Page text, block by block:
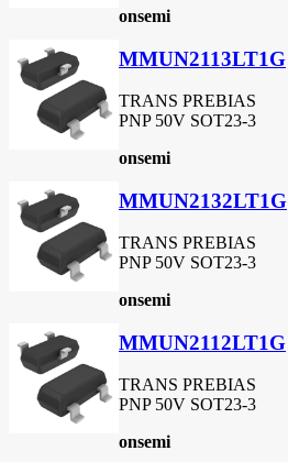
onsemi
MMUN2113LT1G
TRANS PREBIAS
PNP 50V SOT23-3
onsemi
MMUN2132LT1G
TRANS PREBIAS
PNP 50V SOT23-3
onsemi
MMUN2112LT1G
TRANS PREBIAS
PNP 50V SOT23-3
onsemi